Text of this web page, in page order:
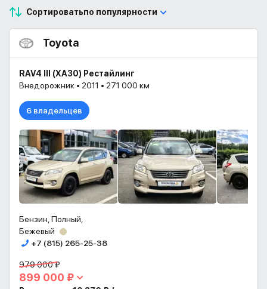
Сортироватьпо популярности
Toyota
RAV4 III (XA30) Рестайлинг
Внедорожник • 2011 • 271 000 км
6 владельцев
Бензин, Полный,
Бежевый
+7 (815) 265-25-38
979 000 ₽
899 000 ₽